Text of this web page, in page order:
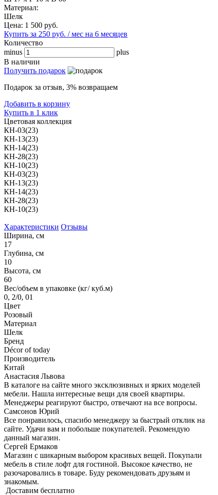
Материал:
Шелк
Цена: 1 500 руб.
Купить за 250 руб. / мес на 6 месяцев
Количество
minus
plus
В наличии
Получить подарок
Подарок за отзыв, 3% возвращаем
Добавить в корзину
Купить в 1 клик
Цветовая коллекция
КН-03(23)
КН-13(23)
КН-14(23)
КН-28(23)
КН-10(23)
КН-03(23)
КН-13(23)
КН-14(23)
КН-28(23)
КН-10(23)
Характеристики Отзывы
Ширина, см
17
Глубина, см
10
Высота, см
60
Вес/объем в упаковке (кг/ куб.м)
0, 2/0, 01
Цвет
Розовый
Материал
Шелк
Бренд
Décor of today
Производитель
Китай
Анастасия Львова
В каталоге на сайте много эксклюзивных и ярких моделей
мебели. Нашла интересные вещи для своей квартиры.
Менеджеры реагируют быстро, отвечают на все вопросы.
Самсонов Юрий
Все понравилось, спасибо менеджеру за быстрый отклик на
сайте. Удачи вам и побольше покупателей. Рекомендую
данный магазин.
Сергей Ермаков
Магазин с шикарным выбором красивых вещей. Покупали
мебель в стиле лофт для гостиной. Высокое качество, не
разочаровались в товаре. Буду рекомендовать друзьям и
знакомым.
Доставим бесплатно